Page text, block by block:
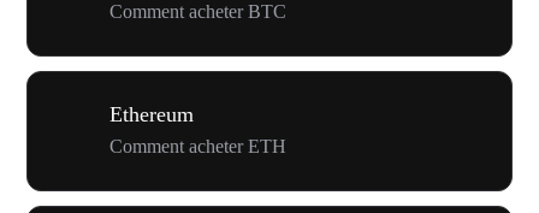
Comment acheter BTC
Ethereum
Comment acheter ETH